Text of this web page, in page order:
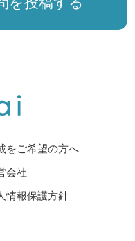
をご希望の方へ
会社
情報保護方針